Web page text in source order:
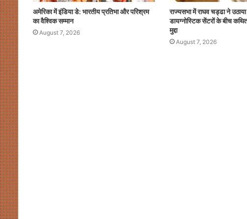
अमेरिका में इंडिया डे: भारतीय प्रतिभा और परिश्रम
का वैश्विक सम्मान
August 7, 2026
राज्यसभा में राघव चड्ढा ने
डायग्नोस्टिक सेंटरों के बीच
मुद्दा
August 7, 2026
प्रतिभा और परिश्रम का
चलेगा
लोकतंत्र,
संसदीय-गतिरोध से नहीं चलेगा लोकतंत्र, संवाद